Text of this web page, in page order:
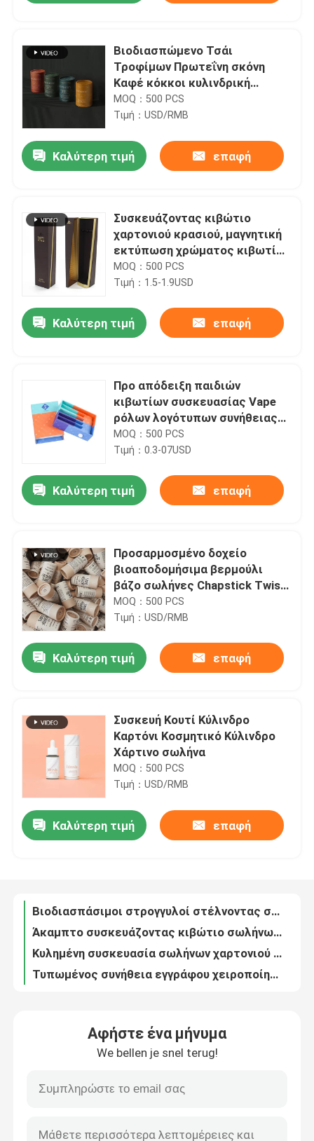
Προϊόντα
βίντεο
Γύρος εργοστασίων
Ποιοτικός έλεγχος
Ζητήστε ένα απόσπασμα
Κουτί δώρου από χαρτόνι
Κιβώτιο δώρων σωλήνων χαρτονιού
Βιοδιασπώμενο Τσάι
Τροφίμων Πρωτεΐνη σκόνη
Καφέ κόκκοι κυλινδρική
συσκευασία Custom Kraft
Paper Tube Round Tube
MOQ：500 PCS
Τιμή：USD/RMB
Καλύτερη τιμή επαφή
Συσκευάζοντας κιβώτιο
χαρτονιού κρασιού, μαγνητική
εκτύπωση χρώματος κιβωτίων
CMYK δώρων χτυπημάτων
MOQ：500 PCS
Τιμή：1.5-1.9USD
Καλύτερη τιμή επαφή
Προ απόδειξη παιδιών
κιβωτίων συσκευασίας Vape
ρόλων λογότυπων συνήθειας
βιοδιασπάσιμη
MOQ：500 PCS
Τιμή：0.3-07USD
Καλύτερη τιμή επαφή
Προσαρμοσμένο δοχείο
βιοαποδομήσιμα βερμούλι
βάζο σωλήνες Chapstick Twist
Up Kraft περιτύλιξη χαρτιού
σωλήνες
MOQ：500 PCS
Τιμή：USD/RMB
Καλύτερη τιμή επαφή
Συσκευή Κουτί Κύλινδρο
Καρτόνι Κοσμητικό Κύλινδρο
Χάρτινο σωλήνα
MOQ：500 PCS
Τιμή：USD/RMB
Καλύτερη τιμή επαφή
Επαναχρησιμοποιήσιμα ελαφριά εμπορευματοκιβώτια κυλίνδρων εγγράφου της Kraft με το καπάκι μετάλλων
Βιοδιασπάσιμο συσκευάζοντας κιβώτιο σωλήνων εγγράφου βαθμού τροφίμων για το βοτανικό τσάι
Κιβώτιο κυλίνδρων εγγράφου πολυτέλειας για τη στιλπνή εκτύπωση ελασματοποίησης χρώματος συσκευασίας CMYK
Ελαφρύς ανακυκλώσιμος σωλήνας δώρων κρασιού, συσκευάζοντας σωλήνας χαρτονιού με χρυσό Foiling
Αφήστε ένα μήνυμα
We bellen je snel terug!